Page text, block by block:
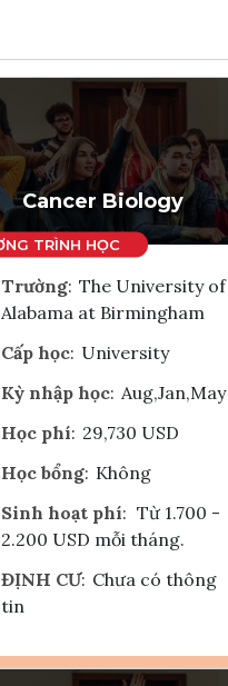
Cancer Biology
Trường: The University of
Alabama at Birmingham
Cấp học: University
Kỳ nhập học: Aug,Jan,May
Học phí: 29,730 USD
Học bổng: Không
Sinh hoạt phí: Từ 1.700 -
2.200 USD mỗi tháng.
ĐỊNH CƯ: Chưa có thông
tin